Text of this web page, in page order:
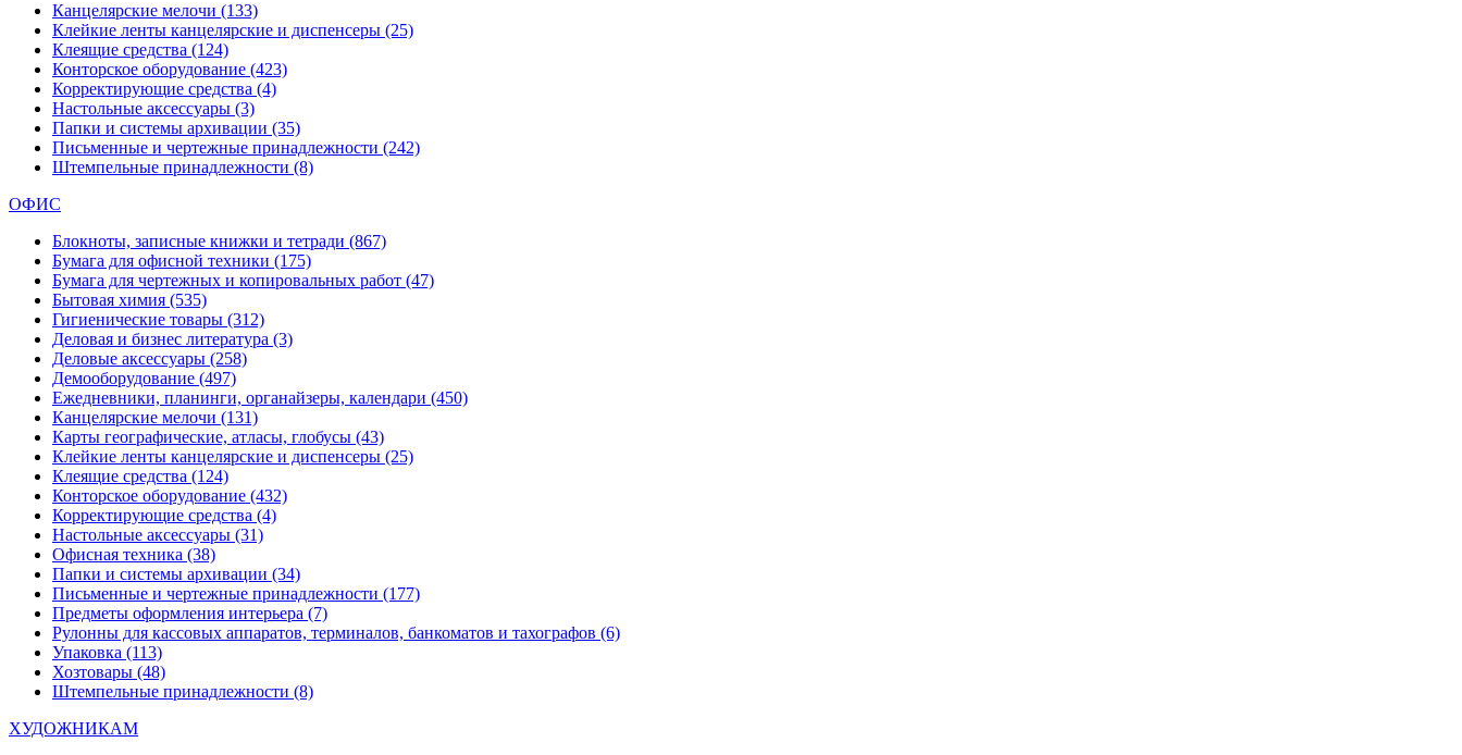
Канцелярские мелочи (133)
Клейкие ленты канцелярские и диспенсеры (25)
Клеящие средства (124)
Конторское оборудование (423)
Корректирующие средства (4)
Настольные аксессуары (3)
Папки и системы архивации (35)
Письменные и чертежные принадлежности (242)
Штемпельные принадлежности (8)
ОФИС
Блокноты, записные книжки и тетради (867)
Бумага для офисной техники (175)
Бумага для чертежных и копировальных работ (47)
Бытовая химия (535)
Гигиенические товары (312)
Деловая и бизнес литература (3)
Деловые аксессуары (258)
Демооборудование (497)
Ежедневники, планинги, органайзеры, календари (450)
Канцелярские мелочи (131)
Карты географические, атласы, глобусы (43)
Клейкие ленты канцелярские и диспенсеры (25)
Клеящие средства (124)
Конторское оборудование (432)
Корректирующие средства (4)
Настольные аксессуары (31)
Офисная техника (38)
Папки и системы архивации (34)
Письменные и чертежные принадлежности (177)
Предметы оформления интерьера (7)
Рулонны для кассовых аппаратов, терминалов, банкоматов и тахографов (6)
Упаковка (113)
Хозтовары (48)
Штемпельные принадлежности (8)
ХУДОЖНИКАМ